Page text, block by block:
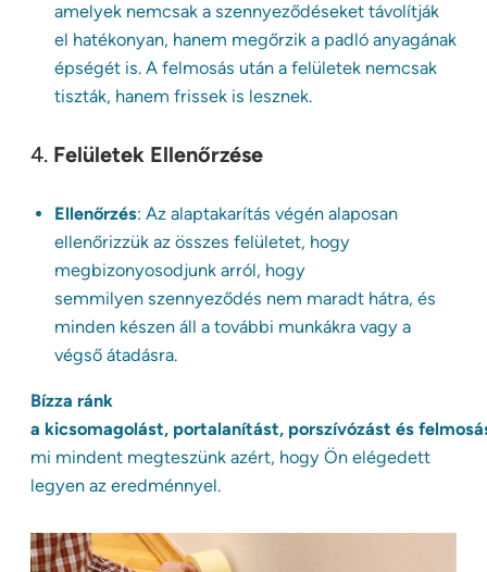
amelyek nemcsak a szennyeződéseket távolítják
el hatékonyan, hanem megőrzik a padló anyagának
épségét is. A felmosás után a felületek nemcsak
tiszták, hanem frissek is lesznek.
4. Felületek Ellenőrzése
Ellenőrzés: Az alaptakarítás végén alaposan
ellenőrizzük az összes felületet, hogy
megbizonyosodjunk arról, hogy
semmilyen szennyeződés nem maradt hátra, és
minden készen áll a további munkákra vagy a
végső átadásra.
Bízza ránk
a kicsomagolást, portalanítást, porszívózást és
mi mindent megteszünk azért, hogy Ön elégedett
legyen az eredménnyel.